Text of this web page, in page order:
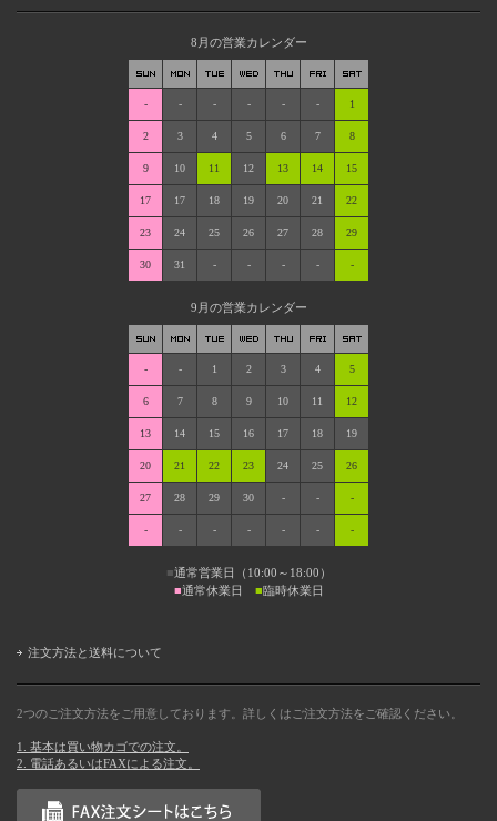
8月の営業カレンダー
- - - - - - 1
2 3 4 5 6 7 8
9 10 11 12 13 14 15
17 17 18 19 20 21 22
23 24 25 26 27 28 29
30 31 - - - - -
9月の営業カレンダー
- - 1 2 3 4 5
6 7 8 9 10 11 12
13 14 15 16 17 18 19
20 21 22 23 24 25 26
27 28 29 30 - - -
- - - - - - -
■通常営業日（10:00～18:00）
■通常休業日 ■臨時休業日
注文方法と送料について
2つのご注文方法をご用意しております。詳しくはご注文方法をご確認ください。
1. 基本は買い物カゴでの注文。
2. 電話あるいはFAXによる注文。